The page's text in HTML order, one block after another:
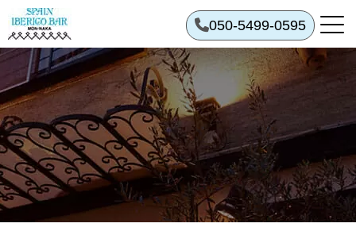
050-5499-0595